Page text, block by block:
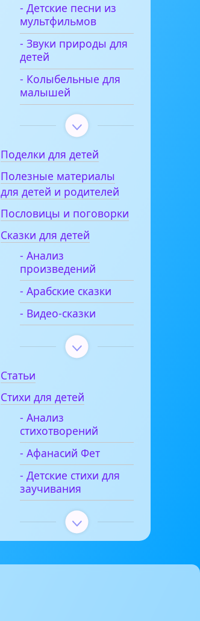
- Детские песни из
мультфильмов
- Звуки природы для
детей
- Колыбельные для
малышей
Поделки для детей
Полезные материалы
для детей и родителей
Пословицы и поговорки
Сказки для детей
- Анализ
произведений
- Арабские сказки
- Видео-сказки
Статьи
Стихи для детей
- Анализ
стихотворений
- Афанасий Фет
- Детские стихи для
заучивания